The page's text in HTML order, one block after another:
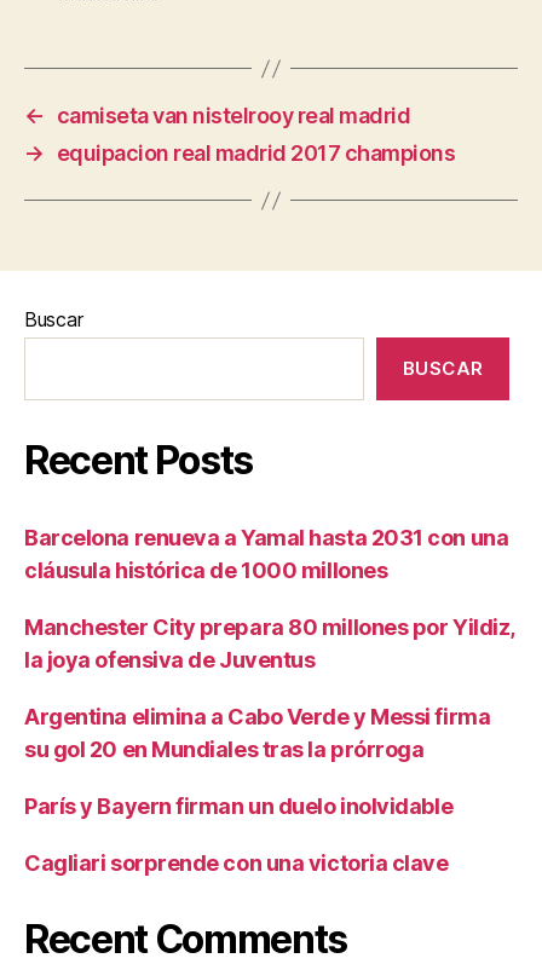
←
camiseta van nistelrooy real madrid
→
equipacion real madrid 2017 champions
Buscar
BUSCAR
Recent Posts
Barcelona renueva a Yamal hasta 2031 con una
cláusula histórica de 1000 millones
Manchester City prepara 80 millones por Yildiz,
la joya ofensiva de Juventus
Argentina elimina a Cabo Verde y Messi firma
su gol 20 en Mundiales tras la prórroga
París y Bayern firman un duelo inolvidable
Cagliari sorprende con una victoria clave
Recent Comments